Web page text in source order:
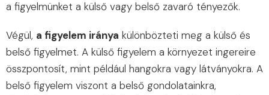
a figyelmünket a külső vagy belső zavaró tényezők.
Végül, a figyelem iránya különbözteti meg a külső és
belső figyelmet. A külső figyelem a környezet ingereire
összpontosít, mint például hangokra vagy látványokra. A
belső figyelem viszont a belső gondolatainkra,